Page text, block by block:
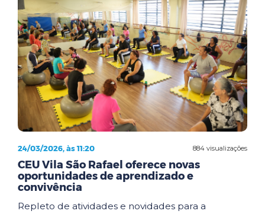
884 visualizações
24/03/2026, às 11:20
CEU Vila São Rafael oferece novas
oportunidades de aprendizado e
convivência
Repleto de atividades e novidades para a